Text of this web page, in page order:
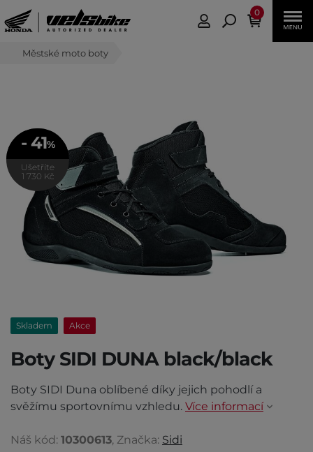
0
Městské moto boty
- 41%
Ušetříte
1 730 Kč
Skladem Akce
Boty SIDI DUNA black/black
Boty SIDI Duna oblíbené díky jejich pohodlí a
svěžímu sportovnímu vzhledu. Více informací
Náš kód: 10300613, Značka: Sidi